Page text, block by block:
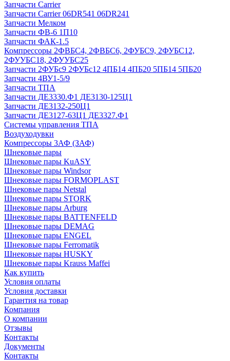
Запчасти Carrier
Запчасти Carrier 06DR541 06DR241
Запчасти Мелком
Запчасти ФВ-6 1П10
Запчасти ФАК-1.5
Компрессоры 2ФВБС4, 2ФВБС6, 2ФУБС9, 2ФУБС12,
2ФУУБС18, 2ФУУБС25
Запчасти 2ФУБс9 2ФУБс12 4ПБ14 4ПБ20 5ПБ14 5ПБ20
Запчасти 4ВУ1-5/9
Запчасти ТПА
Запчасти ДЕ3330.Ф1 ДЕ3130-125Ц1
Запчасти ДЕ3132-250Ц1
Запчасти ДЕ3127-63Ц1 ДЕ3327.Ф1
Системы управления ТПА
Воздуходувки
Компрессоры 3АФ (ЗАФ)
Шнековые пары
Шнековые пары KuASY
Шнековые пары Windsor
Шнековые пары FORMOPLAST
Шнековые пары Netstal
Шнековые пары STORK
Шнековые пары Arburg
Шнековые пары BATTENFELD
Шнековые пары DEMAG
Шнековые пары ENGEL
Шнековые пары Ferromatik
Шнековые пары HUSKY
Шнековые пары Krauss Maffei
Как купить
Условия оплаты
Условия доставки
Гарантия на товар
Компания
О компании
Отзывы
Контакты
Документы
Контакты